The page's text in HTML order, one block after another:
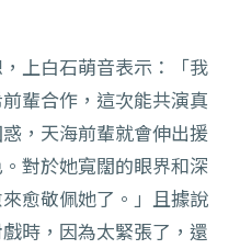
上白石萌音表示：「我
輩合作，這次能共演真
，天海前輩就會伸出援
對於她寬闊的眼界和深
愈敬佩她了。」且據說
時，因為太緊張了，還